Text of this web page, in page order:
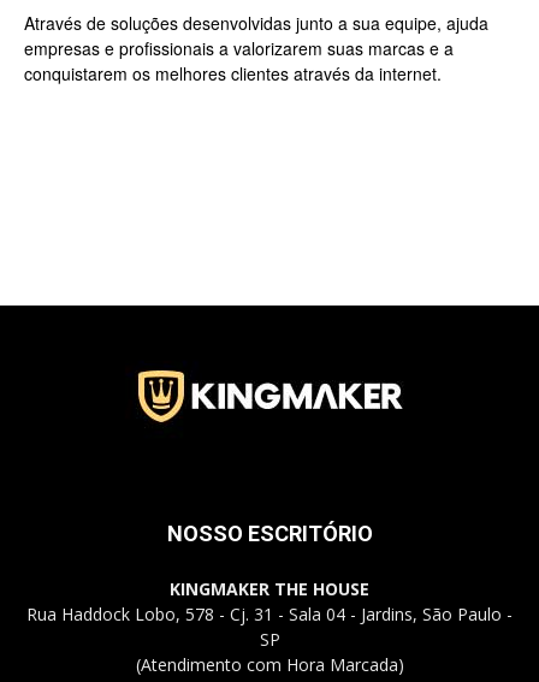
Haddock
Através de soluções desenvolvidas junto a sua equipe, ajuda
empresas e profissionais a valorizarem suas marcas e a
conquistarem os melhores clientes através da internet.
NOSSO ESCRITÓRIO
KINGMAKER THE HOUSE
Rua Haddock Lobo, 578 - Cj. 31 - Sala 04 - Jardins, São Paulo -
SP
(Atendimento com Hora Marcada)